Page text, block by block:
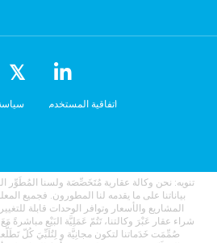
اتفاقية المستخدم
تنويه: نحن وكالة عقارية مُتَخَصِّصَة ولسنا المُطَوِّر
بياناتنا على ما يقدمه لنا المطورون. فجميع
المشاريع والأسعار وتوافر الوحدات قابلة
شراء عقار عَبْرَ وكالتنا، تَتُمّ عَمَلِيَّة البَيْع مباشرةً
صُمِّمَت خَدَماتنا لتكون مجانِيَّة و لِتُلَبِّيَ كُلّ